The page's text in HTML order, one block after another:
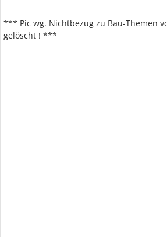
*** Pic wg. Nichtbezug zu Bau-Themen
gelöscht ! ***